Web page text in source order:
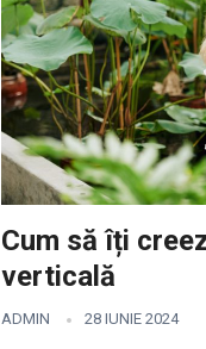
Cum să îți
verticală
ADMIN 28 IUNIE 2024